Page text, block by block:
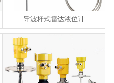
导波杆式雷达液位计